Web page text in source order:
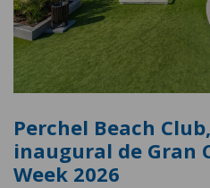
Perchel Beach
inaugural de Gran
Week 2026